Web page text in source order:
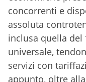
concorrenti e
assoluta
inclusa quella
universale,
servizi con
appunto, oltre